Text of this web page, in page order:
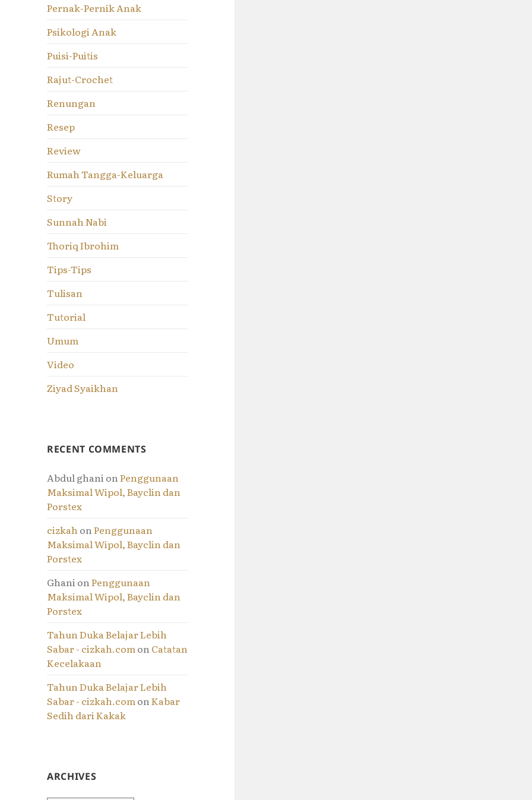
Pernak-Pernik Anak
Psikologi Anak
Puisi-Puitis
Rajut-Crochet
Renungan
Resep
Review
Rumah Tangga-Keluarga
Story
Sunnah Nabi
Thoriq Ibrohim
Tips-Tips
Tulisan
Tutorial
Umum
Video
Ziyad Syaikhan
RECENT COMMENTS
Abdul ghanionPenggunaan
Maksimal Wipol, Bayclin dan
Porstex
cizkahonPenggunaan
Maksimal Wipol, Bayclin dan
Porstex
GhanionPenggunaan
Maksimal Wipol, Bayclin dan
Porstex
Tahun Duka Belajar Lebih
Sabar - cizkah.comonCatatan
Kecelakaan
Tahun Duka Belajar Lebih
Sabar - cizkah.comonKabar
Sedih dari Kakak
ARCHIVES